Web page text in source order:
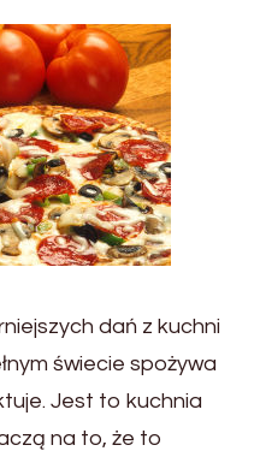
dań z kuchni
świecie spożywa
Jest to kuchnia
na to, że to